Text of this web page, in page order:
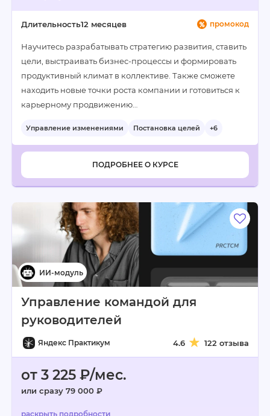
промокод
Длительность12 месяцев
Научитесь разрабатывать стратегию развития, ставить
цели, выстраивать бизнес-процессы и формировать
продуктивный климат в коллективе. Также сможете
находить новые точки роста компании и готовиться к
карьерному продвижению…
Управление изменениями Постановка целей +6
ПОДРОБНЕЕ О КУРСЕ
Управление командой для
руководителей
Яндекс Практикум 4.6 122 отзыва
от 3 225 ₽/мес.
или сразу 79 000 ₽